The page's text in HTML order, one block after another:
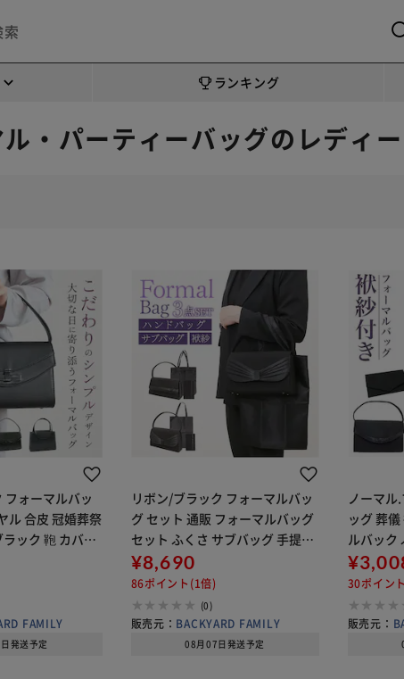
ランキング
・パーティーバッグのレディ
ォーマルバッ
ル 合皮 冠婚葬祭
ック 鞄 カバン
入学 法事 葬式
バッグ Silvia R
FAMILY
発送予定
リボン/ブラック フォーマルバッ
グ セット 通販 フォーマルバッグ
セット ふくさ サブバッグ 手提げ
バッグ 折り畳みバッグ ハンドバ
ッグ 冠婚葬祭 お通夜 お葬式 葬儀
入学式 卒業式 シンプル お洒
¥8,690
86ポイント(1倍)
(0)
販売元： BACKYARD FAMILY
08月07日発送予定
ノーマル
ッグ 葬
ルバック
ンドバッ
マル 慶弔
ース 冠婚
30ポイン
販売元：